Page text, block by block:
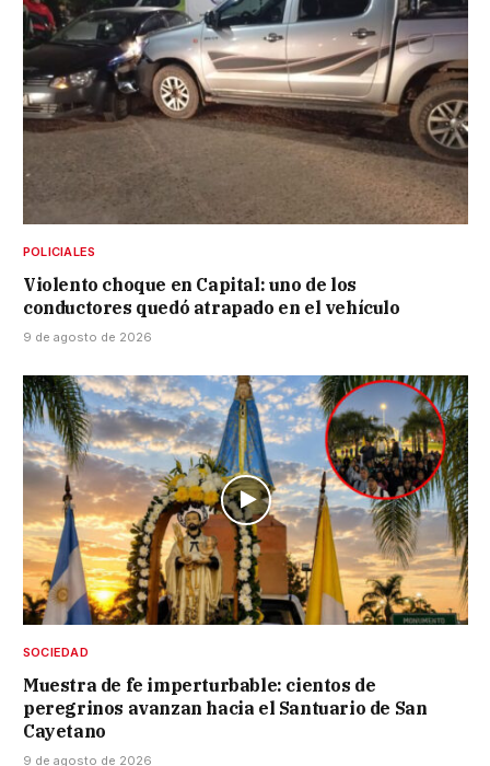
POLICIALES
Violento choque en Capital: uno de los
conductores quedó atrapado en el vehículo
9 de agosto de 2026
SOCIEDAD
Muestra de fe imperturbable: cientos de
peregrinos avanzan hacia el Santuario de San
Cayetano
9 de agosto de 2026